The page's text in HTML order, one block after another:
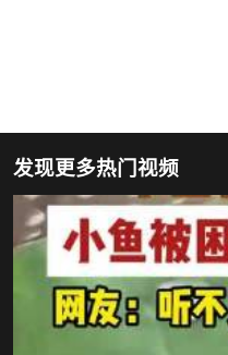
发现更多热门视频